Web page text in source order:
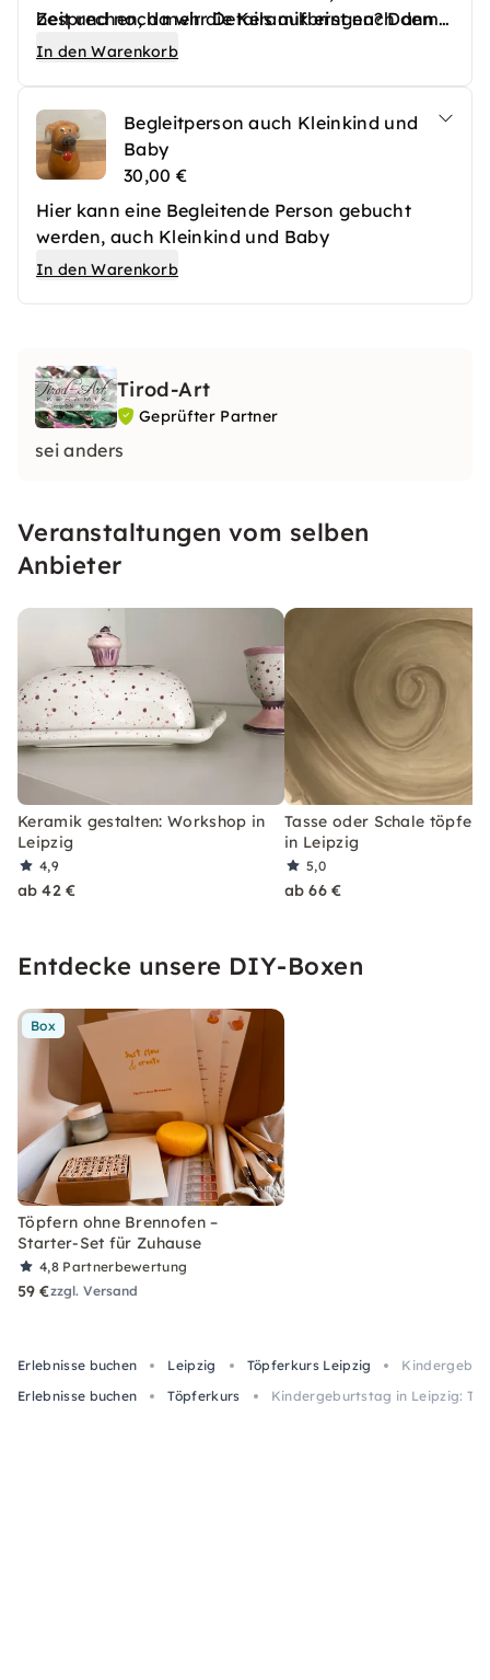
Zeit und noch mehr Details aufbringen? Dann
hast Du hier die richtige Option dafür. Nach
überziehen, damit sie richtig toll wird.
besprechen, da wir die Keramik erst nach dem
Trocknen brennen können und wir die Zeit des
In den Warenkorb
Begleitperson auch Kleinkind und
Baby
30,00 €
Hier kann eine Begleitende Person gebucht
werden, auch Kleinkind und Baby
In den Warenkorb
Tirod-Art
Geprüfter Partner
sei anders
Veranstaltungen vom selben
Anbieter
Keramik gestalten: Workshop in
Leipzig
4,9
ab 42 €
Tasse oder Schale
in Leipzig
5,0
ab 66 €
Entdecke unsere DIY-Boxen
Box
Töpfern ohne Brennofen –
Starter-Set für Zuhause
4,8 Partnerbewertung
59 €zzgl. Versand
Erlebnisse buchen Leipzig Töpferkurs Leipzig
Erlebnisse buchen
Töpferkurs Kindergeburtstag in Leipzig: